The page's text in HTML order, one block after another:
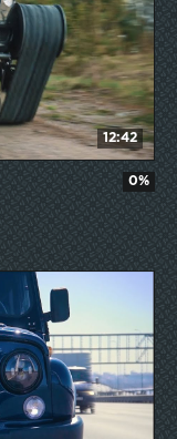
12:42
0%